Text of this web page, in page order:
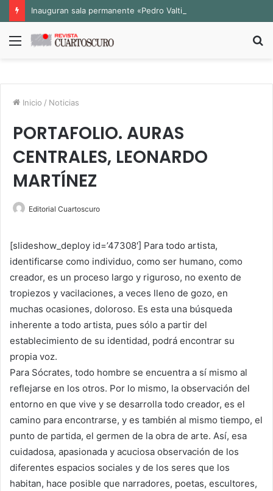
Menú
Inicio / Noticias
PORTAFOLIO. AURAS
CENTRALES, LEONARDO
MARTÍNEZ
Editorial Cuartoscuro
[slideshow_deploy id=’47308′] Para todo artista,
identificarse como individuo, como ser humano, como
creador, es un proceso largo y riguroso, no exento de
tropiezos y vacilaciones, a veces lleno de gozo, en
muchas ocasiones, doloroso. Es esta una búsqueda
inherente a todo artista, pues sólo a partir del
establecimiento de su identidad, podrá encontrar su
propia voz.
Para Sócrates, todo hombre se encuentra a sí mismo al
reflejarse en los otros. Por lo mismo, la observación del
entorno en que vive y se desarrolla todo creador, es el
camino para encontrarse, y es también al mismo tiempo, el
punto de partida, el germen de la obra de arte. Así, esa
cuidadosa, apasionada y acuciosa observación de los
diferentes espacios sociales y de los seres que los
habitan, hace posible que narradores, poetas, escultores,